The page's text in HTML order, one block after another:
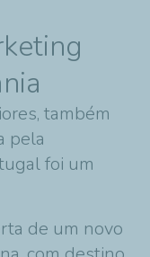
também
pela
foi um
de um novo